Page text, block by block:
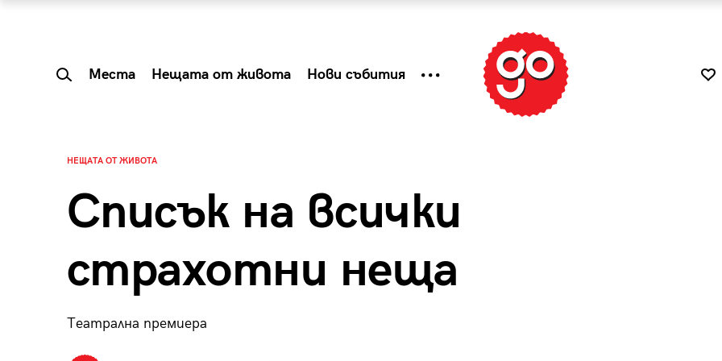
Места Нещата от живота Нови събития
НЕЩАТА ОТ ЖИВОТА
Списък на всички
страхотни неща
Театрална премиераSummer Prelude: как